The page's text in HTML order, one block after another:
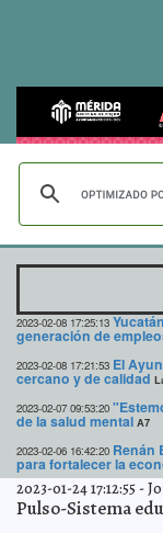
2023-02-08 17:25:13
generación de
2023-02-08 17:21:53 El
cercano y de calidad
2023-02-07 09:53:20
de la salud mental A7
2023-02-06 16:42:20 Renán
para fortalecer la
2023-02-06 16:39:53
Unidos Claudia Sofía
2023-01-24 17:12:55-
Pulso-Sistema